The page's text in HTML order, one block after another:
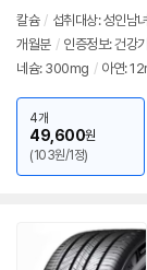
칼슘 / 섭취대상: 성인남녀
개월분 / 인증정보: 건강
네슘: 300mg / 아연:
4개
49,600원
(103원/1정)